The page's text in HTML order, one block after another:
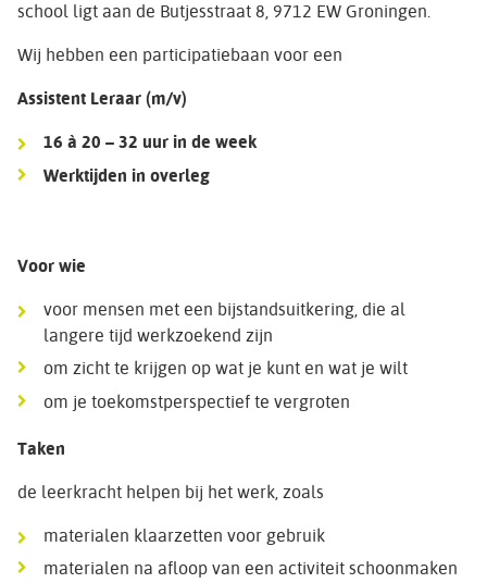
school ligt aan de Butjesstraat 8, 9712 EW Groningen.
Wij hebben een participatiebaan voor een
Assistent Leraar (m/v)
16 à 20 – 32 uur in de week
Werktijden in overleg
Voor wie
voor mensen met een bijstandsuitkering, die al
langere tijd werkzoekend zijn
om zicht te krijgen op wat je kunt en wat je wilt
om je toekomstperspectief te vergroten
Taken
de leerkracht helpen bij het werk, zoals
materialen klaarzetten voor gebruik
materialen na afloop van een activiteit schoonmaken